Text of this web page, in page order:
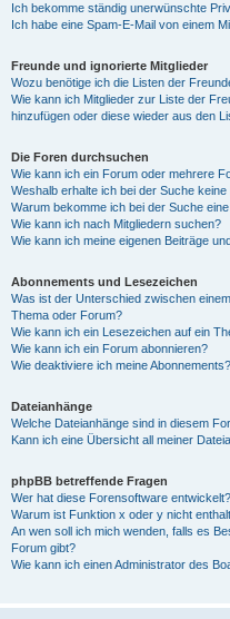
Ich bekomme ständig unerwünschte
Ich habe eine Spam-E-Mail von einem
Freunde und ignorierte Mitglieder
Wozu benötige ich die Listen der
Wie kann ich Mitglieder zur Liste der
hinzufügen oder diese wieder aus den
Die Foren durchsuchen
Wie kann ich ein Forum oder mehrere
Weshalb erhalte ich bei der Suche
Warum bekomme ich bei der Suche
Wie kann ich nach Mitgliedern suchen?
Wie kann ich meine eigenen Beiträge
Abonnements und Lesezeichen
Was ist der Unterschied zwischen
Thema oder Forum?
Wie kann ich ein Lesezeichen auf ein
Wie kann ich ein Forum abonnieren?
Wie deaktiviere ich meine Abonnements?
Dateianhänge
Welche Dateianhänge sind in diesem
Kann ich eine Übersicht all meiner
phpBB betreffende Fragen
Wer hat diese Forensoftware entwickelt?
Warum ist Funktion x oder y nicht
An wen soll ich mich wenden, falls es
Forum gibt?
Wie kann ich einen Administrator des